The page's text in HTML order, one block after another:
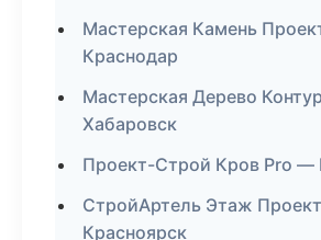
Мастерская Камень
Краснодар
Мастерская Дерево
Хабаровск
Проект-Строй Кров Pro —
СтройАртель Этаж
Красноярск